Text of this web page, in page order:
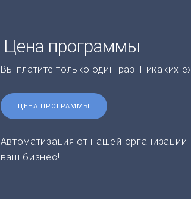
Цена программы
Вы платите только один раз. Никаких
ЦЕНА ПРОГРАММЫ
Автоматизация от нашей
ваш бизнес!